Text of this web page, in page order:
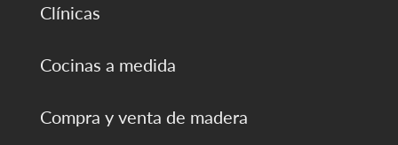
Clínicas
Cocinas a medida
Compra y venta de madera